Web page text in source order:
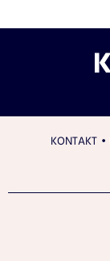
KONTAKT